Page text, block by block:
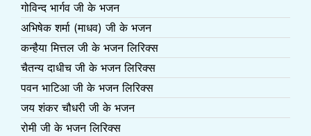
गोविन्द भार्गव जी के भजन
अभिषेक शर्मा (माधव) जी के भजन
कन्हैया मित्तल जी के भजन लिरिक्स
चैतन्य दाधीच जी के भजन लिरिक्स
पवन भाटिआ जी के भजन लिरिक्स
जय शंकर चौधरी जी के भजन
रोमी जी के भजन लिरिक्स